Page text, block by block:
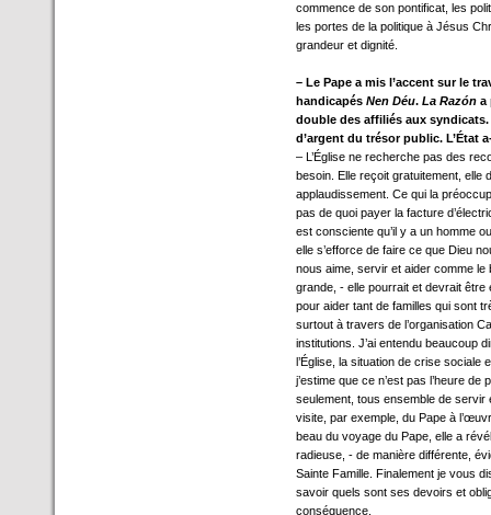
commence de son pontificat, les
les portes de la politique à Jésus
grandeur et dignité.
– Le Pape a mis l’accent sur le
handicapés Nen Déu. La Razón a
double des affiliés aux
d’argent du trésor public. L’État
– L’Église ne recherche pas des
besoin. Elle reçoit gratuitement, elle
applaudissement. Ce qui la
pas de quoi payer la facture
est consciente qu’il y a un homme
elle s’efforce de faire ce que Dieu
nous aime, servir et aider comme
grande, - elle pourrait et devrait être
pour aider tant de familles qui sont
surtout à travers de l’organisation
institutions. J’ai entendu beaucoup
l’Église, la situation de crise sociale
j’estime que ce n’est pas l’heure
seulement, tous ensemble de servir
visite, par exemple, du Pape à
beau du voyage du Pape, elle a
radieuse, - de manière différente,
Sainte Famille. Finalement je vous
savoir quels sont ses devoirs et
conséquence.